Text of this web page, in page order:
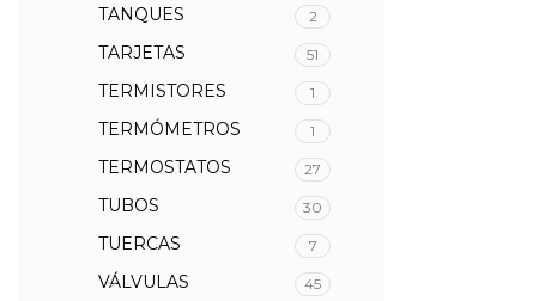
TANQUES 2
TARJETAS 51
TERMISTORES 1
TERMÓMETROS 1
TERMOSTATOS 27
TUBOS 30
TUERCAS 7
VÁLVULAS 45